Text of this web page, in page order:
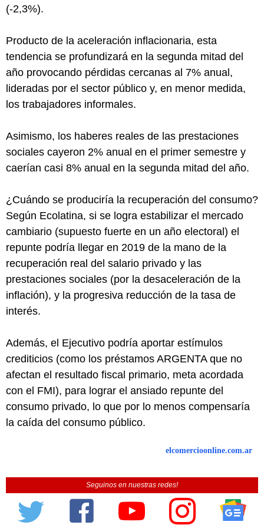
(-2,3%).
Producto de la aceleración inflacionaria, esta
tendencia se profundizará en la segunda mitad del
año provocando pérdidas cercanas al 7% anual,
lideradas por el sector público y, en menor medida,
los trabajadores informales.
Asimismo, los haberes reales de las prestaciones
sociales cayeron 2% anual en el primer semestre y
caerían casi 8% anual en la segunda mitad del año.
¿Cuándo se produciría la recuperación del consumo?
Según Ecolatina, si se logra estabilizar el mercado
cambiario (supuesto fuerte en un año electoral) el
repunte podría llegar en 2019 de la mano de la
recuperación real del salario privado y las
prestaciones sociales (por la desaceleración de la
inflación), y la progresiva reducción de la tasa de
interés.
Además, el Ejecutivo podría aportar estímulos
crediticios (como los préstamos ARGENTA que no
afectan el resultado fiscal primario, meta acordada
con el FMI), para lograr el ansiado repunte del
consumo privado, lo que por lo menos compensaría
la caída del consumo público.
elcomercioonline.com.ar
Seguinos en nuestras redes!